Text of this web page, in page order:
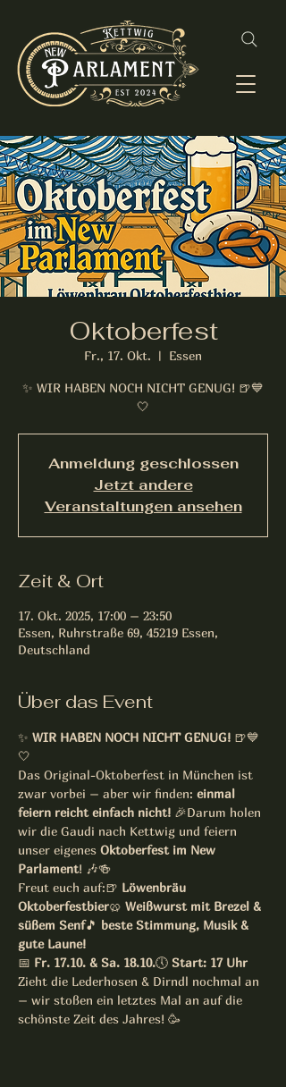
Oktoberfest
Fr., 17. Okt.
  |
Essen
✨ WIR HABEN NOCH NICHT GENUG! 🍺💙
🤍
Anmeldung geschlossen
Jetzt andere
Veranstaltungen ansehen
Zeit & Ort
17. Okt. 2025, 17:00 – 23:50
Essen, Ruhrstraße 69, 45219 Essen,
Deutschland
Über das Event
✨ WIR HABEN NOCH NICHT GENUG! 🍺💙
🤍
Das Original-Oktoberfest in München ist
zwar vorbei – aber wir finden: einmal
feiern reicht einfach nicht! 🎉Darum holen
wir die Gaudi nach Kettwig und feiern
unser eigenes Oktoberfest im New
Parlament! 🎶🍻
Freut euch auf:🍺 Löwenbräu
Oktoberfestbier🥨 Weißwurst mit Brezel &
süßem Senf🎵 beste Stimmung, Musik &
gute Laune!
📅 Fr. 17.10. & Sa. 18.10.🕔 Start: 17 Uhr
Zieht die Lederhosen & Dirndl nochmal an
– wir stoßen ein letztes Mal an auf die
schönste Zeit des Jahres! 🥳